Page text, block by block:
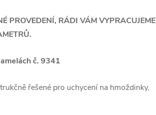
PROVEDENÍ, RÁDI VÁM VYPRACUJEME
č. 9341
řešené pro uchycení na hmoždinky,